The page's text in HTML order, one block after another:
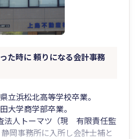
時に 頼りになる会計事務
浜松北高等学校卒業。
学商学部卒業。
人トーマツ（現 有限責任監
岡事務所に入所し会計士補と